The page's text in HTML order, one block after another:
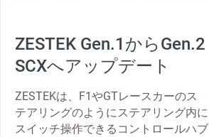
ZESTEK Gen.1からGen.2
SCXへアップデート
ZESTEKは、F1やGTレースカーのス
テアリングのようにステアリング内に
スイッチ操作できるコントロールハブ